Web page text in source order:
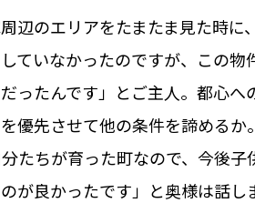
辺のエリアをたまたま見た時
ていなかったのですが、この物
ったんです」とご主人。都心
優先させて他の条件を諦める
たちが育った町なので、今後子
が良かったです」と奥様は話し